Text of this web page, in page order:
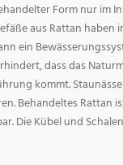
Form nur im
aus Rattan haben
ein
dass das
kommt.
Behandeltes Rattan
Die Kübel und